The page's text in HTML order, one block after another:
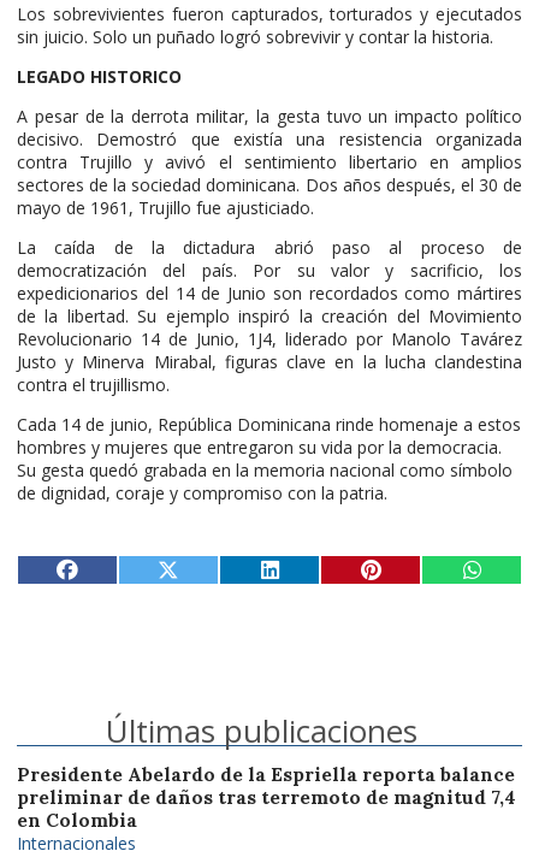
Los sobrevivientes fueron capturados, torturados y ejecutados
sin juicio. Solo un puñado logró sobrevivir y contar la historia.
LEGADO HISTORICO
A pesar de la derrota militar, la gesta tuvo un impacto político
decisivo. Demostró que existía una resistencia organizada
contra Trujillo y avivó el sentimiento libertario en amplios
sectores de la sociedad dominicana. Dos años después, el 30 de
mayo de 1961, Trujillo fue ajusticiado.
La caída de la dictadura abrió paso al proceso de
democratización del país. Por su valor y sacrificio, los
expedicionarios del 14 de Junio son recordados como mártires
de la libertad. Su ejemplo inspiró la creación del Movimiento
Revolucionario 14 de Junio, 1J4, liderado por Manolo Tavárez
Justo y Minerva Mirabal, figuras clave en la lucha clandestina
contra el trujillismo.
Cada 14 de junio, República Dominicana rinde homenaje a estos
hombres y mujeres que entregaron su vida por la democracia.
Su gesta quedó grabada en la memoria nacional como símbolo
de dignidad, coraje y compromiso con la patria.
Últimas publicaciones
Presidente Abelardo de la Espriella reporta balance
preliminar de daños tras terremoto de magnitud 7,4
en Colombia
Internacionales